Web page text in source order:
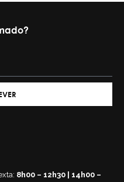
8h00 – 12h30 | 14h00 –